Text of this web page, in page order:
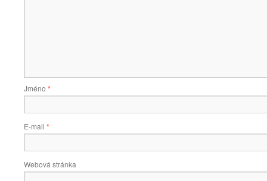
Jméno *
E-mail *
Webová stránka